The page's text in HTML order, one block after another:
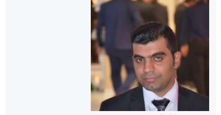
پایگاه خبری گفتمان یزد
سازمان بورس و اوراق بهادار
مرجع اخبار موثق در بازارسرمایه